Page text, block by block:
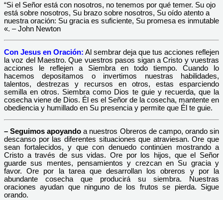
“Si el Señor está con nosotros, no tenemos por qué temer. Su ojo
está sobre nosotros, Su brazo sobre nosotros, Su oído atento a
nuestra oración: Su gracia es suficiente, Su promesa es inmutable
«. – John Newton
Con Jesus en Oración: Al sembrar deja que tus acciones reflejen
la voz del Maestro. Que vuestros pasos sigan a Cristo y vuestras
acciones le reflejen a Siembra en todo tiempo. Cuando lo
hacemos depositamos o invertimos nuestras habilidades,
talentos, destrezas y recursos en otros, estas esparciendo
semilla en otros. Siembra como Dios te guie y recuerda, que la
cosecha viene de Dios. Él es el Señor de la cosecha, mantente en
obediencia y humillado en Su presencia y permite que Él te guie.
– Seguimos apoyando a nuestros Obreros de campo, orando sin
descanso por las diferentes situaciones que atraviesan. Ore que
sean fortalecidos, y que con denuedo continúen mostrando a
Cristo a través de sus vidas. Ore por los hijos, que el Señor
guarde sus mentes, pensamientos y crezcan en Su gracia y
favor. Ore por la tarea que desarrollan los obreros y por la
abundante cosecha que producirá su siembra. Nuestras
oraciones ayudan que ninguno de los frutos se pierda. Sigue
orando.